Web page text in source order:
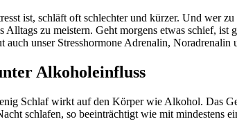
ist, schläft oft schlechter und kürzer. Und wer
zu meistern. Geht morgens etwas schief,
auch unser Stresshormone Adrenalin, Noradrenalin
Alkoholeinfluss
Schlaf wirkt auf den Körper wie Alkohol. Das
schlafen, so beeinträchtigt wie mit mindestens